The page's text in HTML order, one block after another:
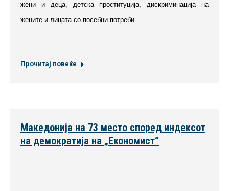
жени и деца, детска проституција, дискриминација на
жените и лицата со посебни потреби.
Прочитај повеќе
Македонија на 73 место според индексот
на демократија на „Економист“